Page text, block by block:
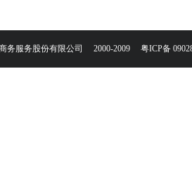
务服务股份有限公司 2000-2009 粤ICP备